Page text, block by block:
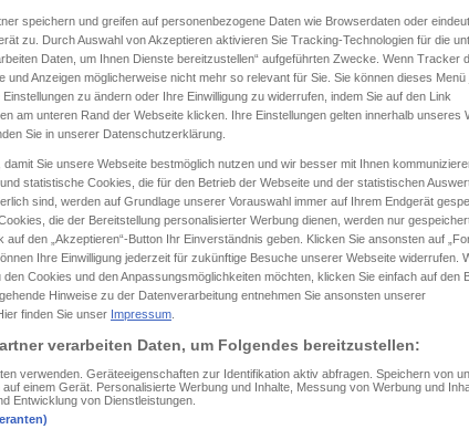
fortbewegen
speichern und greifen auf personenbezogene Daten wie Browserdaten oder
zu. Durch Auswahl von Akzeptieren aktivieren Sie Tracking-Technologien für die
Daten, um Ihnen Dienste bereitzustellen“ aufgeführten Zwecke. Wenn Tracker
und Anzeigen möglicherweise nicht mehr so relevant für Sie. Sie können dieses Menü
zu ändern oder Ihre Einwilligung zu widerrufen, indem Sie auf den Link
am unteren Rand der Webseite klicken. Ihre Einstellungen gelten innerhalb unseres
Sie in unserer Datenschutzerklärung.
Sie unsere Webseite bestmöglich nutzen und wir besser mit Ihnen
statistische Cookies, die für den Betrieb der Webseite und der statistischen
sind, werden auf Grundlage unserer Vorauswahl immer auf Ihrem Endgerät
die der Bereitstellung personalisierter Werbung dienen, werden nur
auf den „Akzeptieren“-Button Ihr Einverständnis geben. Klicken Sie ansonsten auf
Ihre Einwilligung jederzeit für zukünftige Besuche unserer Webseite widerrufen.
Cookies und den Anpassungsmöglichkeiten möchten, klicken Sie einfach auf den
Hinweise zu der Datenverarbeitung entnehmen Sie ansonsten unserer
Hier finden Sie unser Impressum
verarbeiten Daten, um Folgendes bereitzustellen:
verwenden. Geräteeigenschaften zur Identifikation aktiv abfragen. Speichern von
einem Gerät. Personalisierte Werbung und Inhalte, Messung von Werbung und
Entwicklung von Dienstleistungen.